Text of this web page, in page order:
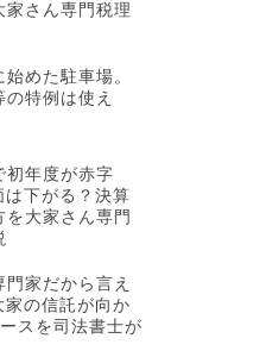
家さん専門税理
めた駐車場。
特例は使え
初年度が赤字
は下がる？決算
を大家さん専門
家だから言え
家の信託が向か
スを司法書士が